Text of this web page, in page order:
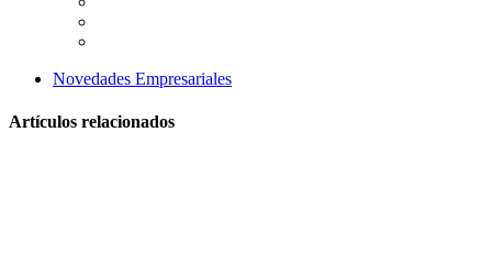
Novedades Empresariales
Artículos relacionados